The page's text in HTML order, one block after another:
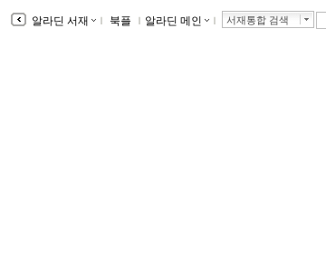
알라딘 서재 ｌ 북플 ｌ 알라딘 메인 ｌ 서재통합 검색